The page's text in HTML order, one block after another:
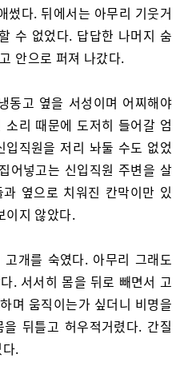
썼다. 뒤에서는 아무리 기웃거
수 없었다. 답답한 나머지 숨
안으로 퍼져 나갔다.
동고 옆을 서성이며 어찌해야
리 때문에 도저히 들어갈 엄
직원을 저리 놔둘 수도 없었
어넣고는 신입직원 주변을 살
옆으로 치워진 칸막이만 있
이지 않았다.
개를 숙였다. 아무리 그래도
. 서서히 몸을 뒤로 빼면서 고
며 움직이는가 싶더니 비명을
뒤틀고 허우적거렸다. 간질
.